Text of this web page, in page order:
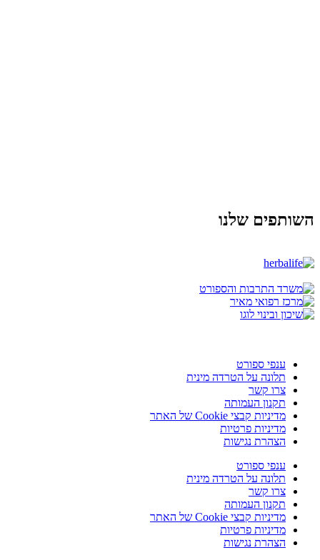
השותפים שלנו
ענפי ספורט
תלונה על הטרדה מינית
צרו קשר
תקנון העמותה
מדיניות קבצי Cookie של האתר
מדיניות פרטיות
הצהרת נגישות
ענפי ספורט
תלונה על הטרדה מינית
צרו קשר
תקנון העמותה
מדיניות קבצי Cookie של האתר
מדיניות פרטיות
הצהרת נגישות